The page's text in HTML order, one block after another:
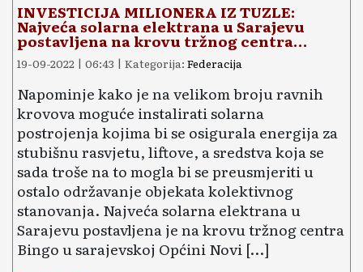
INVESTICIJA MILIONERA IZ TUZLE:
Najveća solarna elektrana u Sarajevu
postavljena na krovu tržnog centra…
19-09-2022 | 06:43 | Kategorija: Federacija
Napominje kako je na velikom broju ravnih
krovova moguće instalirati solarna
postrojenja kojima bi se osigurala energija za
stubišnu rasvjetu, liftove, a sredstva koja se
sada troše na to mogla bi se preusmjeriti u
ostalo održavanje objekata kolektivnog
stanovanja. Najveća solarna elektrana u
Sarajevu postavljena je na krovu tržnog centra
Bingo u sarajevskoj Općini Novi […]